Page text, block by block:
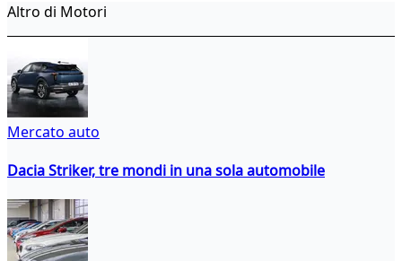
Altro di Motori
Mercato auto
Dacia Striker, tre mondi in una sola automobile